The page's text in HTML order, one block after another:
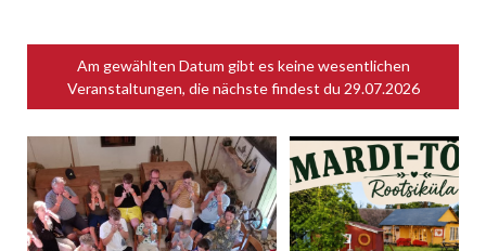
Am gewählten Datum gibt es keine wesentlichen
Veranstaltungen, die nächste findest du 29.07.2026